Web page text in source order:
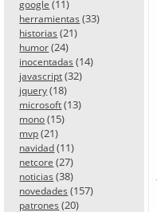
google (11)
herramientas (33)
historias (21)
humor (24)
inocentadas (14)
javascript (32)
jquery (18)
microsoft (13)
mono (15)
mvp (21)
navidad (11)
netcore (27)
noticias (38)
novedades (157)
patrones (20)